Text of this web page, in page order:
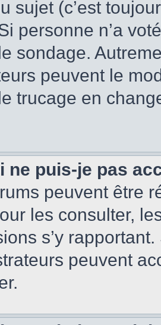
sujet (c’est
personne n’a
sondage.
peuvent le
trucage en
ne puis-je pas
peuvent être
les consulter,
s’y
peuvent